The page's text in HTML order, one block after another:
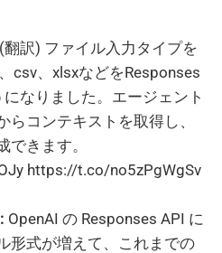
(翻訳) ファイル入力タイプを
csv、xlsxなどをResponses
なりました。エージェント
らコンテキストを取得し、
できます。
https://t.co/no5zPgWgSv
: OpenAI の Responses API に
形式が増えて、これまでの